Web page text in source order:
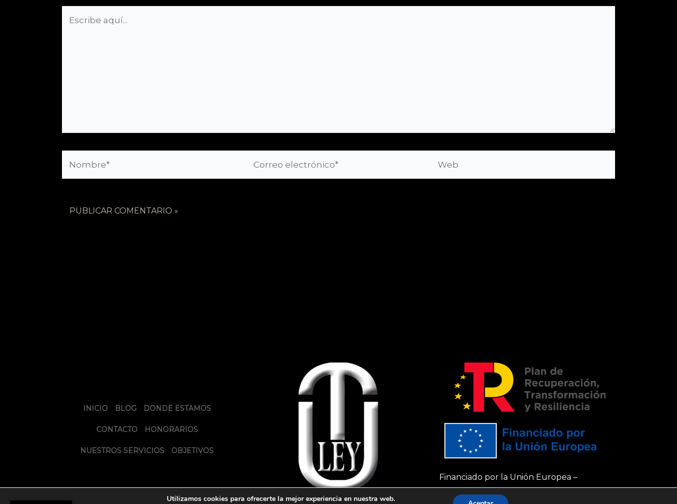
INICIO BLOG DONDE ESTAMOS
CONTACTO HONORARIOS
NUESTROS SERVICIOS OBJETIVOS
Financiado por la Unión Europea –
Utilizamos cookies para ofrecerte la mejor experiencia en nuestra web.